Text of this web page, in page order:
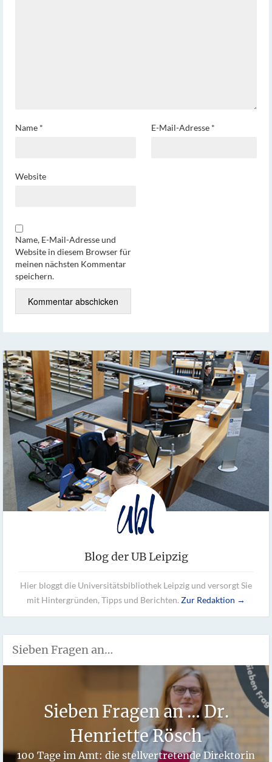
Name * E-Mail-Adresse *
Website
Name, E-Mail-Adresse und
Website in diesem Browser für
meinen nächsten Kommentar
speichern.
Blog der UB Leipzig
Hier bloggt die Universitätsbibliothek Leipzig und versorgt Sie
mit Hintergründen, Tipps und Berichten. Zur Redaktion →
Sieben Fragen an…
Sieben Fragen an … Dr.
Henriette Rösch
100 Tage im Amt: die stellvertretende Direktorin